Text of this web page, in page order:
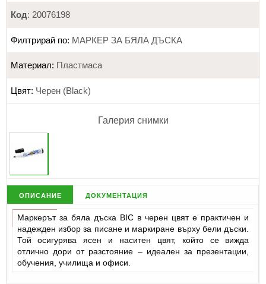
Код: 20076198
Филтрирай по: МАРКЕР ЗА БЯЛА ДЪСКА
Материал: Пластмаса
Цвят: Черен (Black)
Галерия снимки
описание документация
Маркерът за бяла дъска BIC в черен цвят е практичен и
надежден избор за писане и маркиране върху бели дъски.
Той осигурява ясен и наситен цвят, който се вижда
отлично дори от разстояние – идеален за презентации,
обучения, училища и офиси.